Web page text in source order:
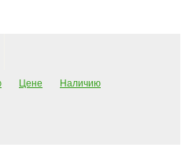
Цене
Наличию